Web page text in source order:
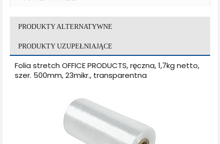
PRODUKTY ALTERNATYWNE
PRODUKTY UZUPEŁNIAJĄCE
Folia stretch OFFICE PRODUCTS, ręczna, 1,7kg netto,
szer. 500mm, 23mikr., transparentna